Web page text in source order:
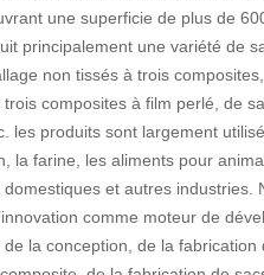
une superficie de plus de
principalement une variété de
non tissés à trois
composites à film perlé, de
les produits sont largement
la farine, les aliments pour
et autres industries.
comme moteur de
la conception, de la fabrication